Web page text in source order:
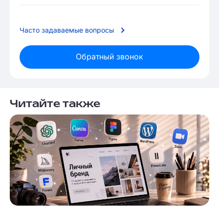
Часто задаваемые вопросы
Обратный звонок
Читайте также